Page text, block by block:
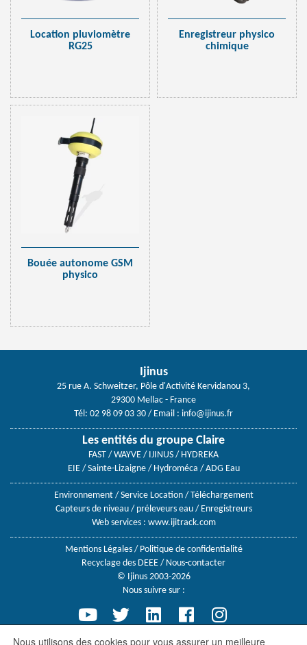
Location pluviomètre
RG25
Enregistreur physico
chimique
Bouée autonome GSM
physico
Ijinus
25 rue A. Schweitzer, Pôle d'Activité Kervidanou 3,
29300 Mellac - France
Tél: 02 98 09 03 30 / Email : info@ijinus.fr
Les entités du groupe Claire
FAST / WAYVE / IJINUS / HYDREKA
EIE / Sainte-Lizaigne / Hydroméca / ADG Eau
Environnement/ Service Location/ Téléchargement
Capteurs de niveau/ préleveurs eau/ Enregistreurs
Web services : www.ijitrack.com
Mentions Légales/ Politique de confidentialité
Recyclage des DEEE / Nous-contacter
© Ijinus 2003-2026
Nous suivre sur :
Nous utilisons des cookies pour vous assurer un meilleure